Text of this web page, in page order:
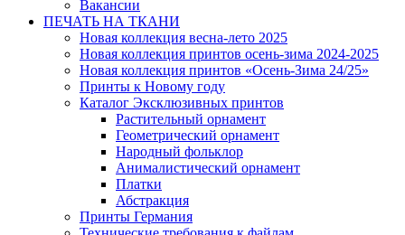
Вакансии
ПЕЧАТЬ НА ТКАНИ
Новая коллекция весна-лето 2025
Новая коллекция принтов осень-зима 2024-2025
Новая коллекция принтов «Осень-Зима 24/25»
Принты к Новому году
Каталог Эксклюзивных принтов
Растительный орнамент
Геометрический орнамент
Народный фольклор
Анималистический орнамент
Платки
Абстракция
Принты Германия